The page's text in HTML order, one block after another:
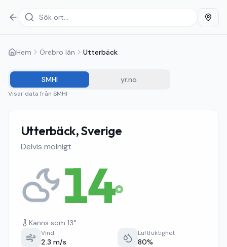
Hem Örebro län Utterbäck
SMHI yr.no
Visar data från SMHI
Utterbäck, Sverige
Delvis molnigt
14°
Känns som 13°
Vind
2.3 m/s
Luftfuktighet
80%